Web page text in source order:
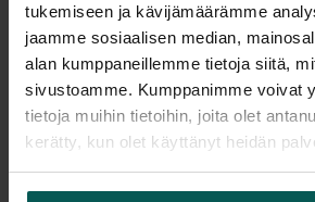
tukemiseen ja kävijämäärämme
jaamme sosiaalisen median,
alan kumppaneillemme tietoja siitä,
sivustoamme. Kumppanimme voivat
tietoja muihin tietoihin, joita olet
kerätty, kun olet käyttänyt heidän
DAPHNE- sarjan ääntä
suunniteltu työpaikoille, julkisiin
tehden niistä viihtyisiä
useita, katso kuvat!
saatavissa myös muilla väreillä,